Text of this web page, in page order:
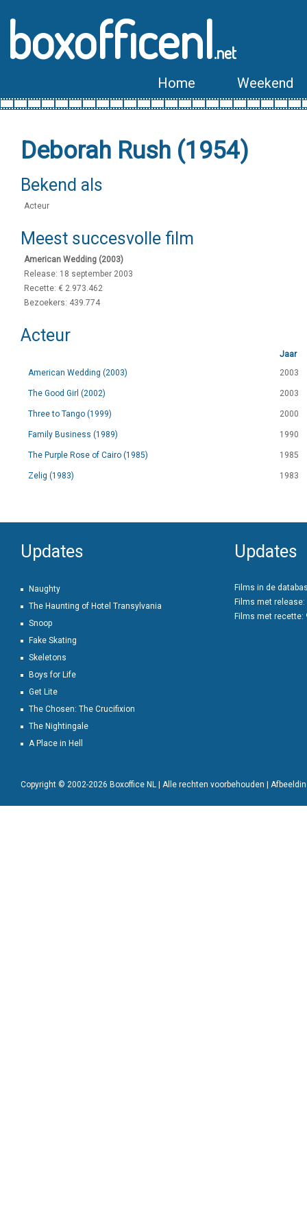
boxofficenl.net
Home Weekend
Deborah Rush (1954)
Bekend als
Acteur
Meest succesvolle film
American Wedding (2003)
Release: 18 september 2003
Recette: € 2.973.462
Bezoekers: 439.774
Acteur
Jaar
American Wedding (2003)
2003
The Good Girl (2002) 2003
Three to Tango (1999) 2000
Family Business (1989) 1990
The Purple Rose of Cairo (1985) 1985
Zelig (1983) 1983
Updates
Naughty
The Haunting of Hotel Transylvania
Snoop
Fake Skating
Skeletons
Boys for Life
Get Lite
The Chosen: The Crucifixion
The Nightingale
A Place in Hell
Updates
Films in de
Films met release:
Films met recette:
Copyright © 2002-2026 Boxoffice NL | Alle rechten voorbehouden |